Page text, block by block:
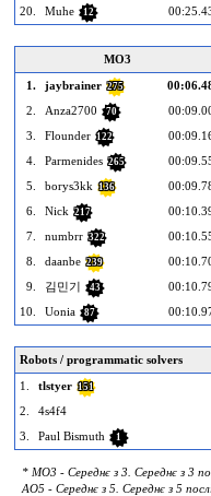
20.
Muhe 12
MO3
1.
jaybrainer 275
2.
Anza2700 70
3.
Flounder 122
4.
Parmenides 265
5.
borys3kk 136
6.
Nick 217
7.
numbrr 322
8.
daanbe 239
9.
김민기 43
10.
Uonia 87
Robots / programmatic solvers
1.
tlstyer 151
2.
4s4f4
3.
Paul Bismuth 1
* MO3 - Середнє з 3. Середнє з 3
AO5 - Середнє з 5. Середнє з 5